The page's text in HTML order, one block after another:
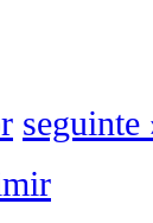
seguinte